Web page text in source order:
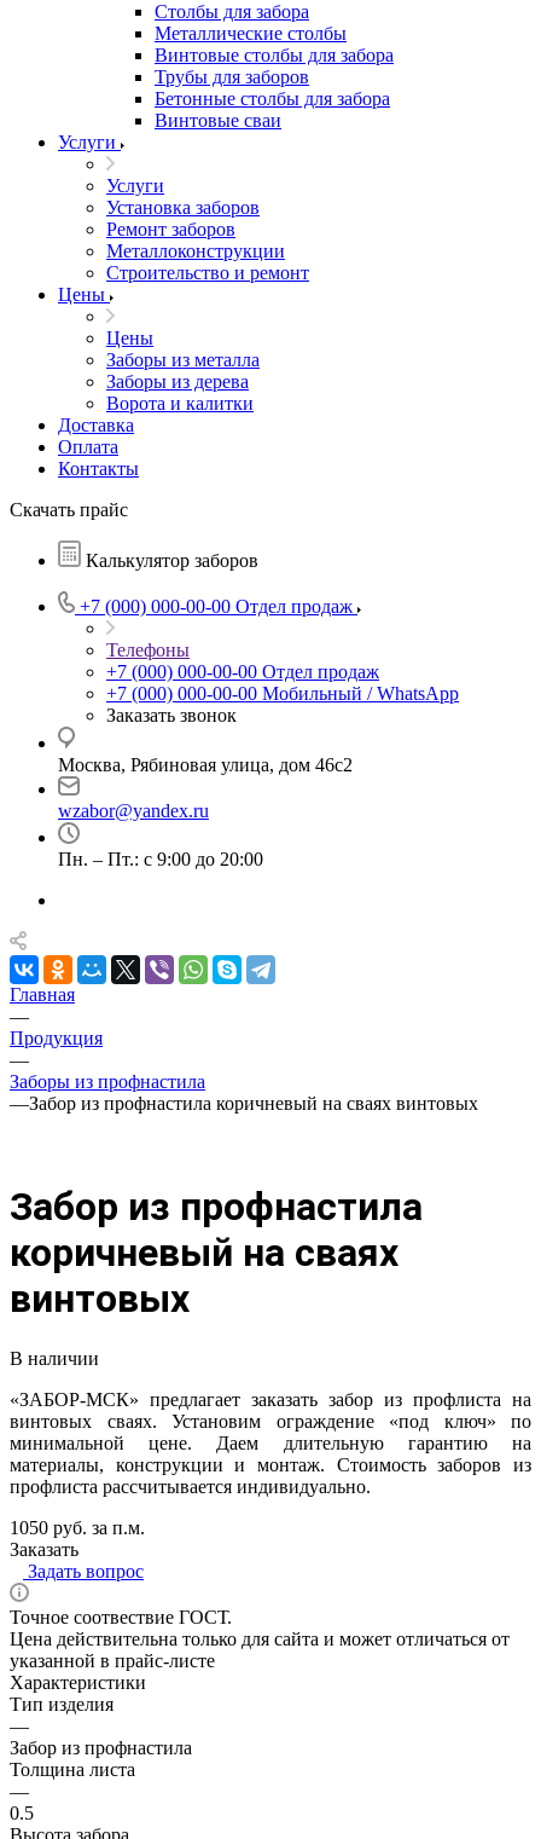
Столбы для забора
Металлические столбы
Винтовые столбы для забора
Трубы для заборов
Бетонные столбы для забора
Винтовые сваи
Услуги
Услуги
Установка заборов
Ремонт заборов
Металлоконструкции
Строительство и ремонт
Цены
Цены
Заборы из металла
Заборы из дерева
Ворота и калитки
Доставка
Оплата
Контакты
Скачать прайс
Калькулятор заборов
+7 (000) 000-00-00 Отдел продаж
Телефоны
+7 (000) 000-00-00 Отдел продаж
+7 (000) 000-00-00 Мобильный / WhatsApp
Заказать звонок
Москва, Рябиновая улица, дом 46с2
wzabor@yandex.ru
Пн. – Пт.: с 9:00 до 20:00
Главная
—
Продукция
—
Заборы из профнастила
—Забор из профнастила коричневый на сваях винтовых
Забор из профнастила
коричневый на сваях
винтовых
В наличии
«ЗАБОР-МСК» предлагает заказать забор из профлиста на
винтовых сваях. Установим ограждение «под ключ» по
минимальной цене. Даем длительную гарантию на
материалы, конструкции и монтаж. Стоимость заборов из
профлиста рассчитывается индивидуально.
1050 руб. за п.м.
Заказать
Задать вопрос
Точное соотвествие ГОСТ.
Цена действительна только для сайта и может отличаться от
указанной в прайс-листе
Характеристики
Тип изделия
—
Забор из профнастила
Толщина листа
—
0.5
Высота забора